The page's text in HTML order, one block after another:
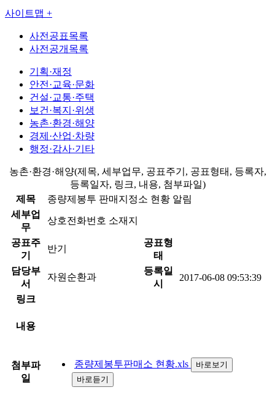
사이트맵 +
사전공표목록
사전공개목록
기획·재정
안전·교육·문화
건설·교통·주택
보건·복지·위생
농촌·환경·해양
경제·산업·차량
행정·감사·기타
농촌·환경·해양(제목, 세부업무, 공표주기, 공표형태, 등록자,
등록일자, 링크, 내용, 첨부파일)
제목
종량제봉투 판매지정소 현황 알림
세부업
무
상호전화번호 소재지
공표주
기
반기
공표형
태
담당부
서
자원순환과
등록일
시
2017-06-08 09:53:39
링크
내용
첨부파
일
종량제봉투판매소 현황.xls
바로보기
바로듣기